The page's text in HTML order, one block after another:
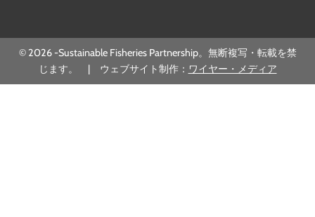
© 2026 -Sustainable Fisheries Partnership。無断複写・転載を禁
じます。 | ウェブサイト制作： ワイヤー・メディア